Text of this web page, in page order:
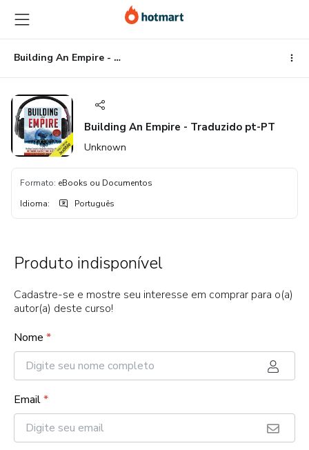
para
o
conteúdo
principal
para
o
pagamento
para
o
rodapé
Building An Empire - Traduzido pt-PT
Building An Empire - Traduzido pt-PT
Unknown
Formato: eBooks ou Documentos
Idioma: Português
Produto indisponível
Cadastre-se e mostre seu interesse em comprar para o(a)
autor(a) deste curso!
Nome *
Email*